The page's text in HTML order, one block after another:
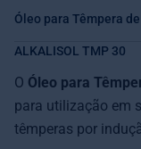
Óleo para Têmpera
ALKALISOL TMP 30
O Óleo para
para utilização em
têmperas por